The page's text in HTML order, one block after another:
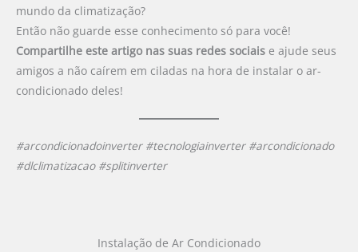
mundo da climatização?
Então não guarde esse conhecimento só para você!
Compartilhe este artigo nas suas redes sociais e ajude seus
amigos a não caírem em ciladas na hora de instalar o ar-
condicionado deles!
#arcondicionadoinverter #tecnologiainverter #arcondicionado
#dlclimatizacao #splitinverter
Instalação de Ar Condicionado